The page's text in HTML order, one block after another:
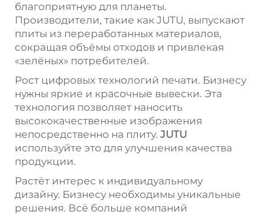
благоприятную для планеты.
Производители, такие как JUTU, выпускают
плиты из переработанных материалов,
сокращая объёмы отходов и привлекая
«зелёных» потребителей.
Рост цифровых технологий печати. Бизнесу
нужны яркие и красочные вывески. Эта
технология позволяет наносить
высококачественные изображения
непосредственно на плиту. JUTU
используйте это для улучшения качества
продукции.
Растёт интерес к индивидуальному
дизайну. Бизнесу необходимы уникальные
решения. Всё больше компаний